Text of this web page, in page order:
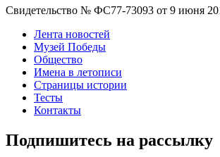
Свидетельство № ФС77-73093 от 9 июня
Лента новостей
Музей Победы
Общество
Имена в летописи
Страницы истории
Тесты
Контакты
Подпишитесь на рассылку